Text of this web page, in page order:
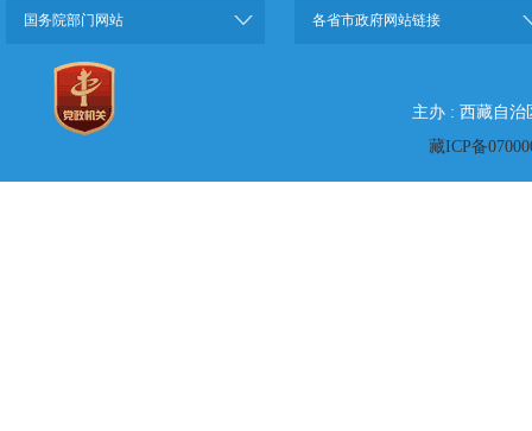
国务院部门网站 各省市政府网站链接
主办 : 西藏自治
藏ICP备